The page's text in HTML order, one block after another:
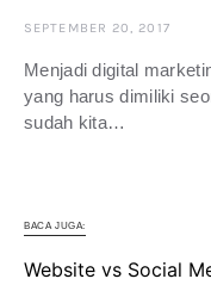
SEPTEMBER 20, 2017
Menjadi digital
yang harus dimiliki
sudah kita…
BACA JUGA:
Website vs Social